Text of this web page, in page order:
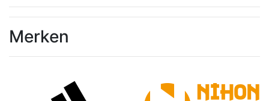
Merken